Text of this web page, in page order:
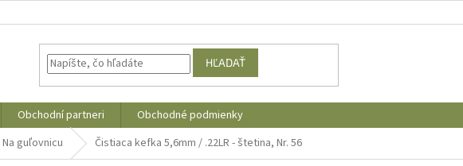
HĽADAŤ
Obchodní partneri
Obchodné podmienky
Na guľovnicu Čistiaca kefka 5,6mm / .22LR - štetina, Nr. 56